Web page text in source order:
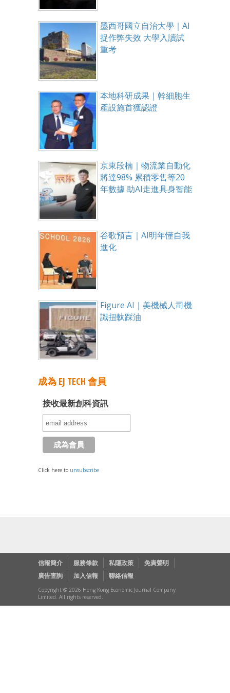
墨西哥國立自治大學｜AI
捉作弊失效 大學入讀試
重考
本地科研成果｜幹細胞生
產設施首獲認證
京東段楠｜物流業自動化
將達98% 累積零售等20
年數據 助AI走進具身智能
谷歌預言｜AI明年懂自我
進化
Figure AI｜美機械人司機
識扭軚踩油
成為 EJ TECH 會員
接收最新創科資訊
Click here to unsubscribe
信報簡介 服務條款 私隱政策
免責聲明
廣告查詢
加入信報 聯絡信報
Copyright © 2026 Hong Kong Economic Journal Company
Limited. All rights reserved.